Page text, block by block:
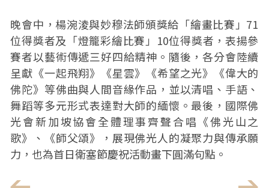
晚會中，楊涴淩與妙穆法師頒獎給「繪畫比賽」71
位得獎者及「燈籠彩繪比賽」10位得獎者，表揚參
賽者以藝術傳遞三好四給精神。隨後，各分會陸續
呈獻《一起飛翔》《星雲》《希望之光》《偉大的
佛陀》等佛曲與人間音緣作品，並以清唱、手語、
舞蹈等多元形式表達對大師的緬懷。最後，國際佛
光會新加坡協會全體理事齊聲合唱《佛光山之
歌》、《師父頌》，展現佛光人的凝聚力與傳承願
力，也為首日衛塞節慶祝活動畫下圓滿句點。